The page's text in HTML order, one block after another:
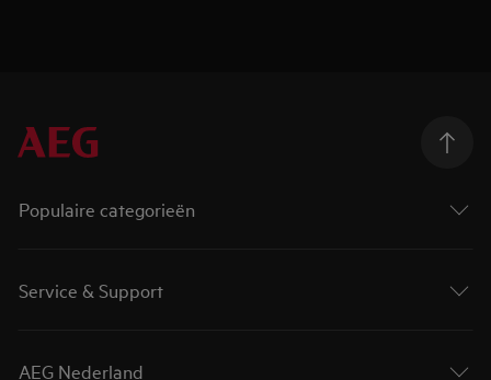
Populaire categorieën
Service & Support
AEG Nederland